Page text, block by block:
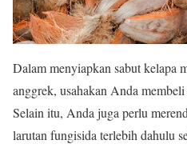
Dalam menyiapkan sabut kelapa
anggrek, usahakan Anda
Selain itu, Anda juga perlu
larutan fungisida terlebih dahulu